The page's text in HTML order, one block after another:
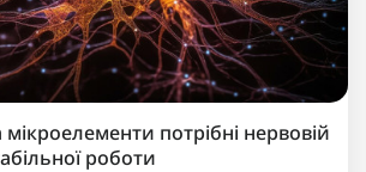
мікроелементи потрібні нервовій
роботи